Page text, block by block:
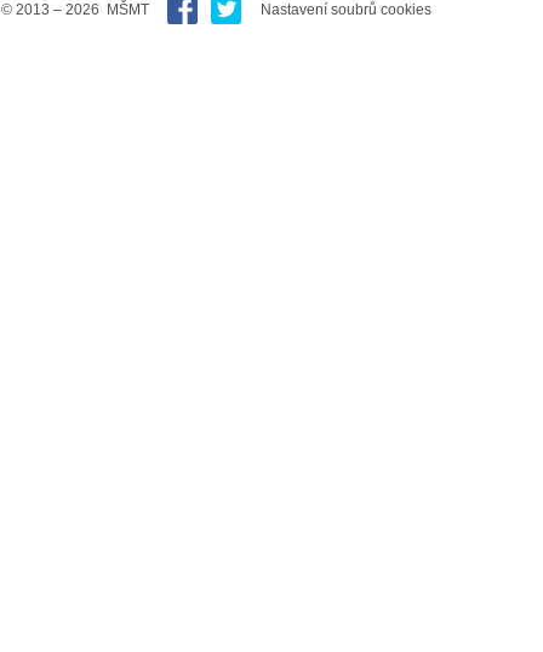
© 2013 – 2026 MŠMT Nastavení soubrů cookies